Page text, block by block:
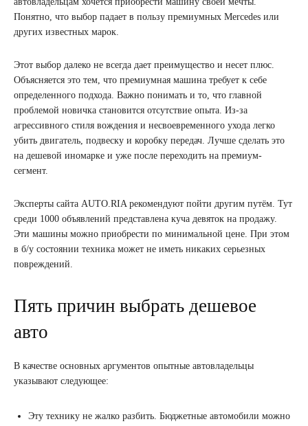
Понятно, что выбор падает в пользу премиумных Mercedes или
других известных марок.
Этот выбор далеко не всегда дает преимущество и несет плюс.
Объясняется это тем, что премиумная машина требует к себе
определенного подхода. Важно понимать и то, что главной
проблемой новичка становится отсутствие опыта. Из-за
агрессивного стиля вождения и несвоевременного ухода легко
убить двигатель, подвеску и коробку передач. Лучше сделать это
на дешевой иномарке и уже после переходить на премиум-
сегмент.
Эксперты сайта AUTO.RIA рекомендуют пойти другим путём. Тут
среди 1000 объявлений представлена куча девяток на продажу.
Эти машины можно приобрести по минимальной цене. При этом
в б/у состоянии техника может не иметь никаких серьезных
повреждений.
Пять причин выбрать дешевое
авто
В качестве основных аргументов опытные автовладельцы
указывают следующее:
Эту технику не жалко разбить. Бюджетные автомобили можно